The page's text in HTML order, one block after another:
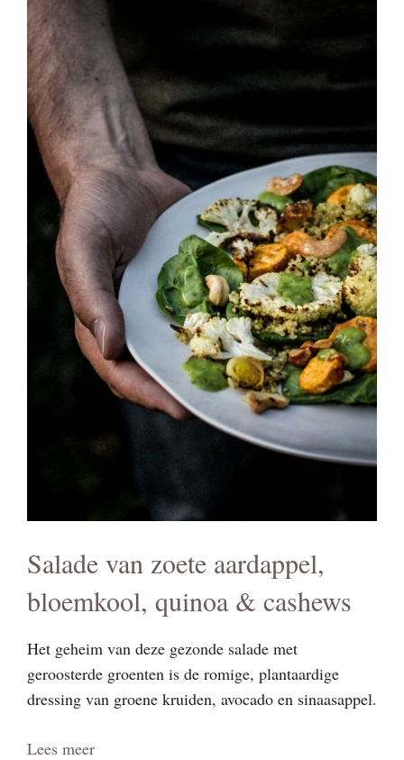
Salade van zoete aardappel,
bloemkool, quinoa & cashews
Het geheim van deze gezonde salade met
geroosterde groenten is de romige, plantaardige
dressing van groene kruiden, avocado en sinaasappel.
Lees meer